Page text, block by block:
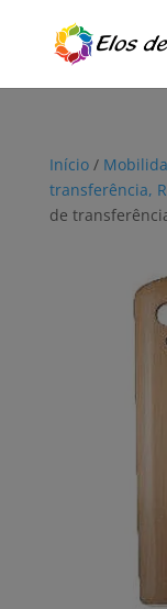
Início/
transferência,
de